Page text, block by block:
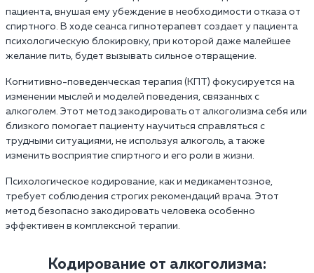
пациента, внушая ему убеждение в необходимости отказа от
спиртного. В ходе сеанса гипнотерапевт создает у пациента
психологическую блокировку, при которой даже малейшее
желание пить, будет вызывать сильное отвращение.
Когнитивно-поведенческая терапия (КПТ) фокусируется на
изменении мыслей и моделей поведения, связанных с
алкоголем. Этот метод закодировать от алкоголизма себя или
близкого помогает пациенту научиться справляться с
трудными ситуациями, не используя алкоголь, а также
изменить восприятие спиртного и его роли в жизни.
Психологическое кодирование, как и медикаментозное,
требует соблюдения строгих рекомендаций врача. Этот
метод безопасно закодировать человека особенно
эффективен в комплексной терапии.
Кодирование от алкоголизма: